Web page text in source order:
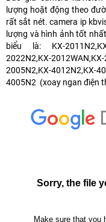
lượng hoặt động theo
rất sắt nét. camera ip
lượng và hình ảnh tốt
biểu là: KX-2011N2,KX-
2022N2,KX-
2005N2,KX-4012N2,KX-
4005N2 (xoay ngan điện